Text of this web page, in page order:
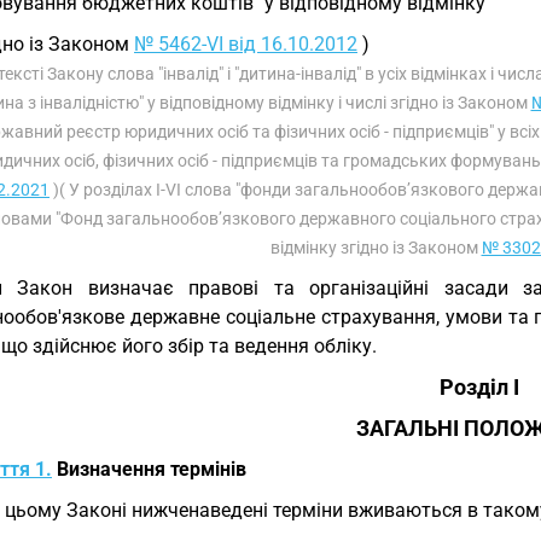
із Законом № 5462-VI від 16.10.2012 )
Закону слова "інвалід" і "дитина-інвалід" в усіх відмінках і
з інвалідністю" у відповідному відмінку і числі згідно із Законом
реєстр юридичних осіб та фізичних осіб - підприємців" у
осіб, фізичних осіб - підприємців та громадських
)( У розділах I-VI слова "фонди загальнообов’язкового
"Фонд загальнообов’язкового державного соціального
відмінку згідно із Законом №
Закон визначає правові та організаційні засади
державне соціальне страхування, умови
здійснює його збір та ведення обліку.
Розділ I
ЗАГАЛЬНІ
1. Визначення термінів
цьому Законі нижченаведені терміни вживаються в